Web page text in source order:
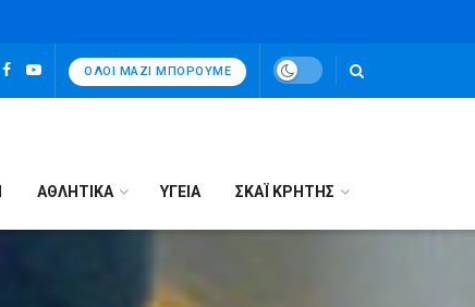
ΌΛΟΙ ΜΑΖΊ ΜΠΟΡΟΎΜΕ
ΑΘΛΗΤΙΚΑ ΥΓΕΙΑ ΣΚΑΪ ΚΡΗΤΗΣ